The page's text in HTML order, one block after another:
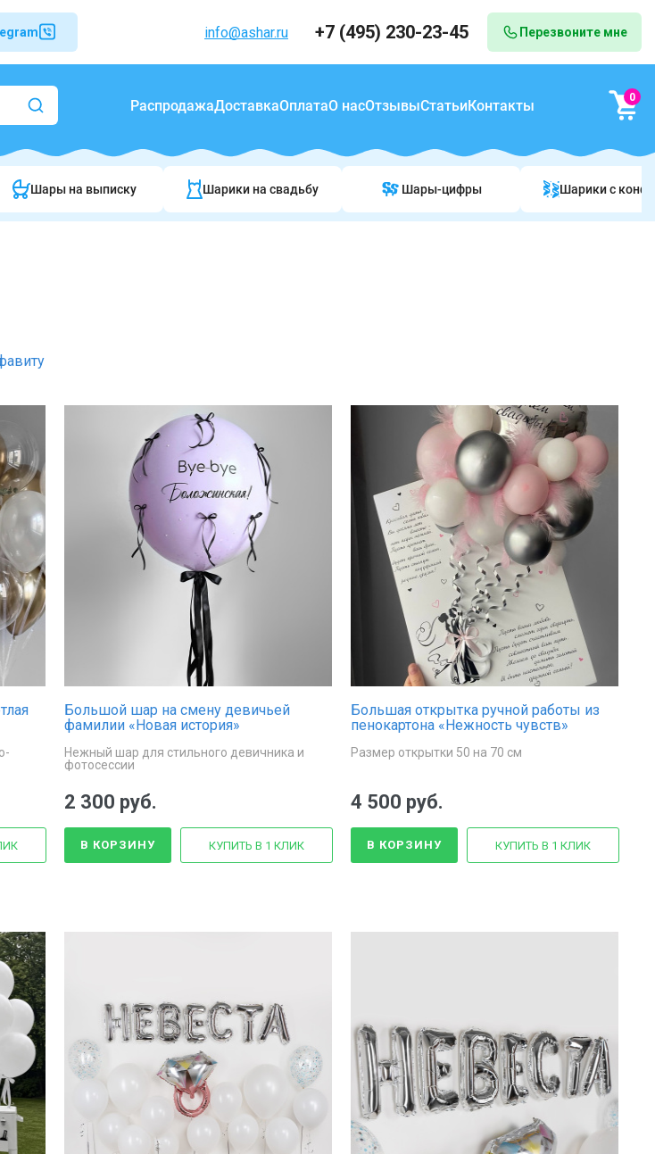
info@ashar.ru +7 (495) 230-23-45 Перезвоните мне
РаспродажаДоставкаОплатаО насОтзывыСтатьиКонтакты 0
Шары на выписку Шарики на свадьбу Шары-цифры Шарики c
Большой шар на смену девичьей
фамилии «Новая история»
Нежный шар для стильного девичника и
фотосессии
2 300 руб.
В КОРЗИНУ КУПИТЬ В 1 КЛИК
Большая открытка ручной работы из
пенокартона «Нежность чувств»
Размер открытки 50 на 70 см
4 500 руб.
В КОРЗИНУ КУПИТЬ В 1 КЛИК